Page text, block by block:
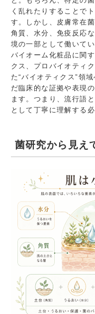
く乱れたりすることで
す。しかし、皮膚常在
角質、水分、免疫反応
境の一部として働いて
バイオーム化粧品に関
クス、プロバイオティ
た“バイオティクス”領
だ臨床的な証拠や表現
ます。つまり、流行語
として丁寧に理解する
菌研究から見え